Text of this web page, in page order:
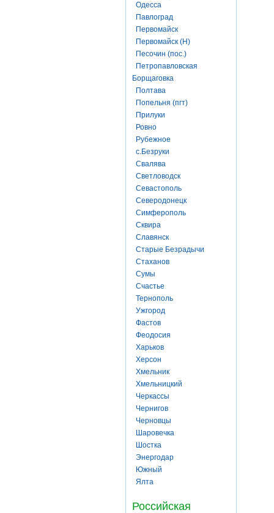
Одесса
Павлоград
Первомайск
Первомайск (Н)
Песочин (пос.)
Петропавловская
Борщаговка
Полтава
Попельня (пгт)
Прилуки
Ровно
Рубежное
с.Безруки
Свалява
Светловодск
Севастополь
Северодонецк
Симферополь
Сквира
Славянск
Старые Безрадычи
Стаханов
Сумы
Счастье
Тернополь
Ужгород
Фастов
Феодосия
Харьков
Херсон
Хмельник
Хмельницкий
Черкассы
Чернигов
Черновцы
Шаровечка
Шостка
Энергодар
Южный
Ялта
Российская